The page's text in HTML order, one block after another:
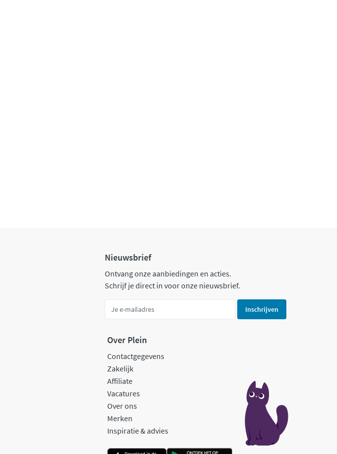
Nieuwsbrief
Ontvang onze aanbiedingen en acties.
Schrijf je direct in voor onze nieuwsbrief.
Inschrijven
Over Plein
Contactgegevens
Zakelijk
Affiliate
Vacatures
Over ons
Merken
Inspiratie & advies